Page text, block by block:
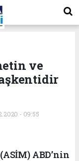
ve
- 09:55
ABD’nin